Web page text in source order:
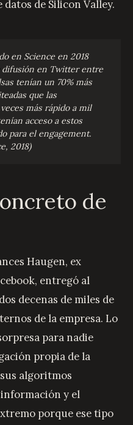
de Silicon Valley.
en Science en 2018
difusión en Twitter entre
tenían un 70% más
que las
más rápido a mil
acceso a estos
para el engagement.
2018)
de
Haugen, ex
entregó al
decenas de miles de
de la empresa. Lo
para nadie
propia de la
algoritmos
y el
porque ese tipo